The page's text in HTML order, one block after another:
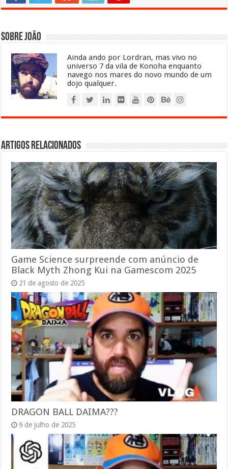
Sobre João
Ainda ando por Lordran, mas vivo no
universo 7 da vila de Konoha enquanto
navego nos mares do novo mundo de um
dojo qualquer.
Artigos relacionados
Game Science surpreende com anúncio de
Black Myth Zhong Kui na Gamescom 2025
21 de agosto de 2025
DRAGON BALL DAIMA???
9 de julho de 2025